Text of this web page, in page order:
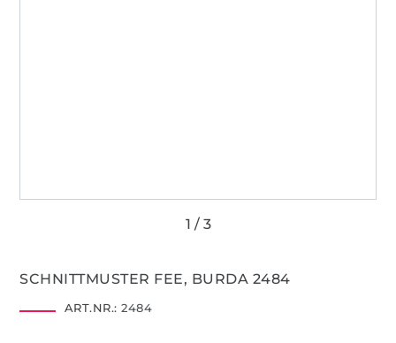
SCHNITTMUSTER FEE, BURDA 2484
ART.NR.: 2484